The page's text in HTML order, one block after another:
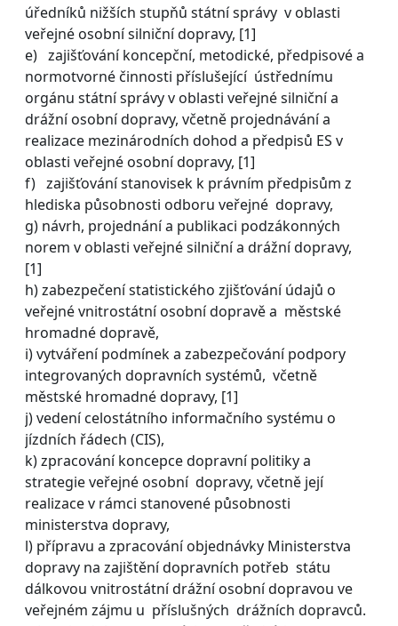
úředníků nižších stupňů státní správy v oblasti
veřejné osobní silniční dopravy, [1]
e) zajišťování koncepční, metodické, předpisové a
normotvorné činnosti příslušející ústřednímu
orgánu státní správy v oblasti veřejné silniční a
drážní osobní dopravy, včetně projednávání a
realizace mezinárodních dohod a předpisů ES v
oblasti veřejné osobní dopravy, [1]
f) zajišťování stanovisek k právním předpisům z
hlediska působnosti odboru veřejné dopravy,
g) návrh, projednání a publikaci podzákonných
norem v oblasti veřejné silniční a drážní dopravy,
[1]
h) zabezpečení statistického zjišťování údajů o
veřejné vnitrostátní osobní dopravě a městské
hromadné dopravě,
i) vytváření podmínek a zabezpečování podpory
integrovaných dopravních systémů, včetně
městské hromadné dopravy, [1]
j) vedení celostátního informačního systému o
jízdních řádech (CIS),
k) zpracování koncepce dopravní politiky a
strategie veřejné osobní dopravy, včetně její
realizace v rámci stanovené působnosti
ministerstva dopravy,
l) přípravu a zpracování objednávky Ministerstva
dopravy na zajištění dopravních potřeb státu
dálkovou vnitrostátní drážní osobní dopravou ve
veřejném zájmu u příslušných drážních dopravců.